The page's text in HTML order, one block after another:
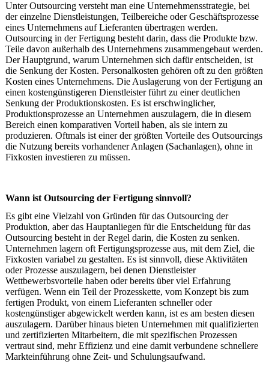
Unter Outsourcing versteht man eine Unternehmensstrategie, bei
der einzelne Dienstleistungen, Teilbereiche oder Geschäftsprozesse
eines Unternehmens auf Lieferanten übertragen werden.
Outsourcing in der Fertigung besteht darin, dass die Produkte bzw.
Teile davon außerhalb des Unternehmens zusammengebaut werden.
Der Hauptgrund, warum Unternehmen sich dafür entscheiden, ist
die Senkung der Kosten. Personalkosten gehören oft zu den größten
Kosten eines Unternehmens. Die Auslagerung von der Fertigung an
einen kostengünstigeren Dienstleister führt zu einer deutlichen
Senkung der Produktionskosten. Es ist erschwinglicher,
Produktionsprozesse an Unternehmen auszulagern, die in diesem
Bereich einen komparativen Vorteil haben, als sie intern zu
produzieren. Oftmals ist einer der größten Vorteile des Outsourcings
die Nutzung bereits vorhandener Anlagen (Sachanlagen), ohne in
Fixkosten investieren zu müssen.
Wann ist Outsourcing der Fertigung sinnvoll?
Es gibt eine Vielzahl von Gründen für das Outsourcing der
Produktion, aber das Hauptanliegen für die Entscheidung für das
Outsourcing besteht in der Regel darin, die Kosten zu senken.
Unternehmen lagern oft Fertigungsprozesse aus, mit dem Ziel, die
Fixkosten variabel zu gestalten. Es ist sinnvoll, diese Aktivitäten
oder Prozesse auszulagern, bei denen Dienstleister
Wettbewerbsvorteile haben oder bereits über viel Erfahrung
verfügen. Wenn ein Teil der Prozesskette, vom Konzept bis zum
fertigen Produkt, von einem Lieferanten schneller oder
kostengünstiger abgewickelt werden kann, ist es am besten diesen
auszulagern. Darüber hinaus bieten Unternehmen mit qualifizierten
und zertifizierten Mitarbeitern, die mit spezifischen Prozessen
vertraut sind, mehr Effizienz und eine damit verbundene schnellere
Markteinführung ohne Zeit- und Schulungsaufwand.